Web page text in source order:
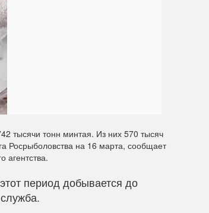
тысячи тонн минтая. Из них 570 тысяч
Росрыболовства на 16 марта, сообщает
агентства.
период добывается до